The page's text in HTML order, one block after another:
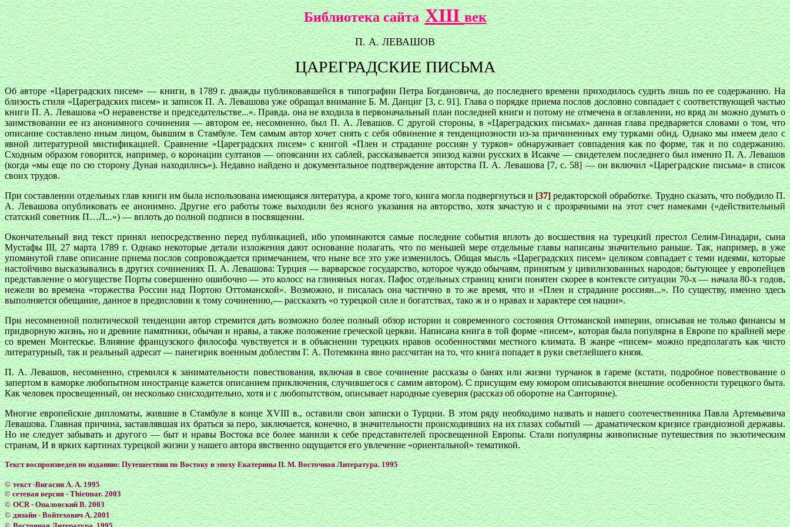
Библиотека сайта XIIIвек
П. А. ЛЕВАШОВ
ЦАРЕГРАДСКИЕ ПИСЬМА
Об авторе «Цареградских писем» — книги, в 1789 г. дважды публиковавшейся в типографии Петра Богдановича, до последнего времени приходилось судить лишь по ее содержанию. На
близость стиля «Цареградских писем» и записок П. А. Левашова уже обращал внимание Б. М. Данциг [3, с. 91]. Глава о порядке приема послов дословно совпадает с соответствующей частью
книги П. А. Левашова «О неравенстве и председательстве...». Правда. она не входила в первоначальный план последней книги и потому не отмечена в оглавлении, но вряд ли можно думать о
заимствовании ее из анонимного сочинения — автором ее, несомненно, был П. А. Левашов. С другой стороны, в «Цареградских письмах» данная глава предваряется словами о том, что
описание составлено иным лицом, бывшим в Стамбуле. Тем самым автор хочет снять с себя обвинение я тенденциозности из-за причиненных ему турками обид. Однако мы имеем дело с
явной литературной мистификацией. Сравнение «Цареградских писем» с книгой «Плен и страдание россиян у турков» обнаруживает совпадения как по форме, так и по содержанию.
Сходным образом говорится, например, о коронации султанов — опоясании их саблей, рассказывается эпизод казни русских в Исакче — свидетелем последнего был именно П. А. Левашов
(когда «мы еще по сю сторону Дуная находились»). Недавно найдено и документальное подтверждение авторства П. А. Левашова [7, с. 58] — он включил «Цареградские письма» в список
своих трудов.
При составлении отдельных глав книги им была использована имеющаяся литература, а кроме того, книга могла подвергнуться и[37]редакторской обработке. Трудно сказать, что побудило П.
А. Левашова опубликовать ее анонимно. Другие его работы тоже выходили без ясного указания на авторство, хотя зачастую и с прозрачными на этот счет намеками («действительный
статский советник П…Л...») — вплоть до полной подписи в посвящении.
Окончательный вид текст принял непосредственно перед публикацией, ибо упоминаются самые последние события вплоть до восшествия на турецкий престол Селим-Гинадари, сына
Мустафы III, 27 марта 1789 г. Однако некоторые детали изложения дают основание полагать, что по меньшей мере отдельные главы написаны значительно раньше. Так, например, в уже
упомянутой главе описание приема послов сопровождается примечанием, что ныне все это уже изменилось. Общая мысль «Цареградских писем» целиком совпадает с теми идеями, которые
настойчиво высказывались в других сочинениях П. А. Левашова: Турция — варварское государство, которое чуждо обычаям, принятым у цивилизованных народов; бытующее у европейцев
представление о могуществе Порты совершенно ошибочно — это колосс на глиняных ногах. Пафос отдельных страниц книги понятен скорее в контексте ситуации 70-х — начала 80-х годов,
нежели во времена «торжества России над Портою Оттоманской». Возможно, и писалась она частично в то же время, что и «Плен и страдание россиян...». По существу, именно здесь
выполняется обещание, данное в предисловии к тому сочинению,— рассказать «о турецкой силе и богатствах, тако ж и о нравах и характере сея нации».
При несомненной политической тенденции автор стремится дать возможно более полный обзор истории и современного состояния Оттоманской империи, описывая не только финансы м
придворную жизнь, но и древние памятники, обычаи и нравы, а также положение греческой церкви. Написана книга в той форме «писем», которая была популярна в Европе по крайней мере
со времен Монтескье. Влияние французского философа чувствуется и в объяснении турецких нравов особенностями местного климата. В жанре «писем» можно предполагать как чисто
литературный, так и реальный адресат — панегирик военным доблестям Г. А. Потемкина явно рассчитан на то, что книга попадет в руки светлейшего князя.
П. А. Левашов, несомненно, стремился к занимательности повествования, включая в свое сочинение рассказы о банях или жизни турчанок в гареме (кстати, подробное повествование о
запертом в каморке любопытном иностранце кажется описанием приключения, случившегося с самим автором). С присущим ему юмором описываются внешние особенности турецкого быта.
Как человек просвещенный, он несколько снисходительно, хотя и с любопытством, описывает народные суеверия (рассказ об оборотне на Санторине).
Многие европейские дипломаты, жившие в Стамбуле в конце XVIII в., оставили свои записки о Турции. В этом ряду необходимо назвать и нашего соотечественника Павла Артемьевича
Левашова. Главная причина, заставлявшая их браться за перо, заключается, конечно, в значительности происходивших на их глазах событий — драматическом кризисе грандиозной державы.
Но не следует забывать и другого — быт и нравы Востока все более манили к себе представителей просвещенной Европы. Стали популярны живописные путешествия по экзотическим
странам, И в ярких картинах турецкой жизни у нашего автора явственно ощущается его увлечение «ориентальной» тематикой.
Текст воспроизведен по изданию: Путешествия по Востоку в эпоху Екатерины II. М. Восточная Литература. 1995
© текст -Вигасин А. А. 1995
©сетевая версия - Тhietmar. 2003
© OCR - Опаловский В. 2003
© дизайн - Войтехович А. 2001